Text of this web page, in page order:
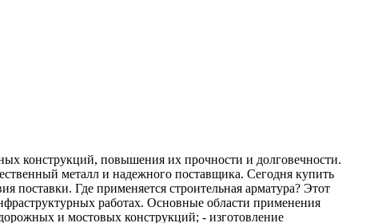
конструкций, повышения их прочности и долговечности.
металл и надежного поставщика. Сегодня купить
Где применяется строительная арматура? Этот
работах. Основные области применения
и мостовых конструкций; - изготовление